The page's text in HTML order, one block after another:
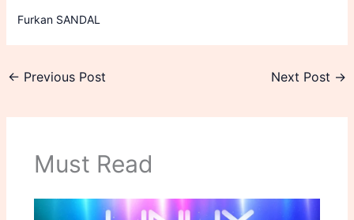
Furkan SANDAL
← Previous Post Next Post →
Must Read